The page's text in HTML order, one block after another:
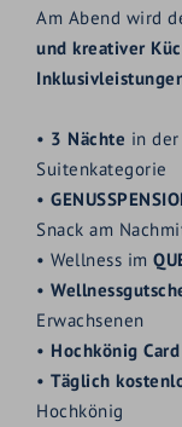
Am Abend wird
und kreativer
• 3 Nächte in
Suitenkategorie
•
Snack am
• Wellness im
•
Erwachsenen
• Hochkönig Card
• Täglich
Hochkönig